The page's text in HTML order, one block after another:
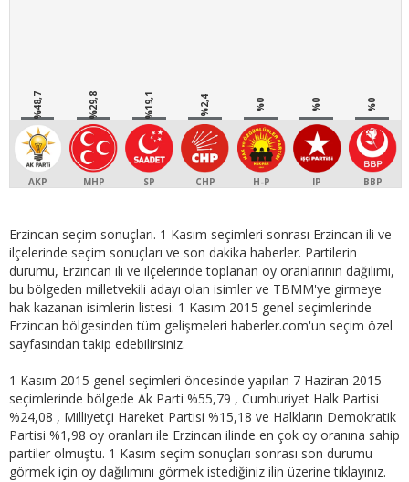
%48,7
AKP
%29,8
MHP
%19,1
SP
%2,4
CHP
%0
H-P
%0
IP
%0
BBP
Erzincan seçim sonuçları. 1 Kasım seçimleri sonrası Erzincan ili ve
ilçelerinde seçim sonuçları ve son dakika haberler. Partilerin
durumu, Erzincan ili ve ilçelerinde toplanan oy oranlarının dağılımı,
bu bölgeden milletvekili adayı olan isimler ve TBMM'ye girmeye
hak kazanan isimlerin listesi. 1 Kasım 2015 genel seçimlerinde
Erzincan bölgesinden tüm gelişmeleri haberler.com'un seçim özel
sayfasından takip edebilirsiniz.
1 Kasım 2015 genel seçimleri öncesinde yapılan 7 Haziran 2015
seçimlerinde bölgede Ak Parti %55,79 , Cumhuriyet Halk Partisi
%24,08 , Milliyetçi Hareket Partisi %15,18 ve Halkların Demokratik
Partisi %1,98 oy oranları ile Erzincan ilinde en çok oy oranına sahip
partiler olmuştu. 1 Kasım seçim sonuçları sonrası son durumu
görmek için oy dağılımını görmek istediğiniz ilin üzerine tıklayınız.